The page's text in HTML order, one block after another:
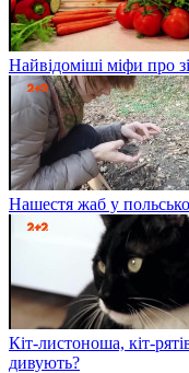
Найвідоміші міфи про
Нашестя жаб у
Кіт-листоноша, кіт-
дивують?